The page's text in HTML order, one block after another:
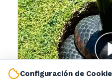
Configuración de